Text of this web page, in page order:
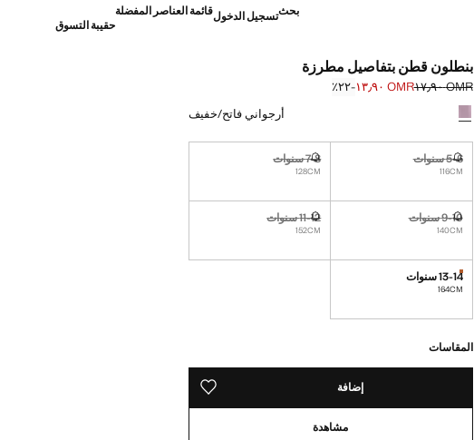
بحثتسجيل الدخولقائمة العناصر المفضلة
حقيبة التسوق
بنطلون قطن بتفاصيل مطرزة
السعر الأول محذوف [OMR ١٧٫٩٠ ]
OMR ١٧٫٩٠
السعر الحالي [OMR ١٣٫٩٠ ]OMR ١٣٫٩٠
؜-٢٢٪؜
حدد اللون
أرجواني فاتح/خفيف
5-6 سنوات
116CM
غير متوفر. أنا أريده!
7-8 سنوات
128CM
غير متوفر. أنا أريده!
9-10 سنوات
140CM
غير متوفر. أنا أريده!
11-12 سنوات
152CM
غير متوفر. أنا أريده!
13-14 سنوات
164CM
القطع الأخيرة!
المقاسات
إضافة حفظه في قائمة منتجاتك المفضلة
مشاهدة